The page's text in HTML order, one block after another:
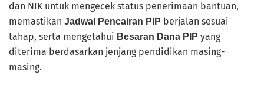
dan NIK untuk mengecek status penerimaan bantuan,
memastikan Jadwal Pencairan PIP berjalan sesuai
tahap, serta mengetahui Besaran Dana PIP yang
diterima berdasarkan jenjang pendidikan masing-
masing.